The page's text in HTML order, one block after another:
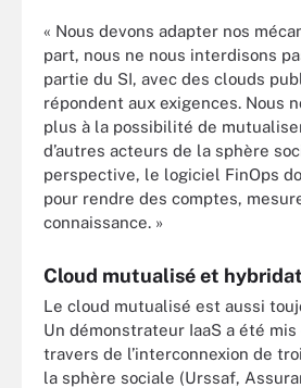
« Nous devons adapter nos
part, nous ne nous interdisons
partie du SI, avec des clouds
répondent aux exigences. Nous
plus à la possibilité de
d’autres acteurs de la sphère
perspective, le logiciel FinOps
pour rendre des comptes,
connaissance. »
Cloud mutualisé et
Le cloud mutualisé est aussi
Un démonstrateur IaaS a été mis
travers de l’interconnexion de
la sphère sociale (Urssaf,